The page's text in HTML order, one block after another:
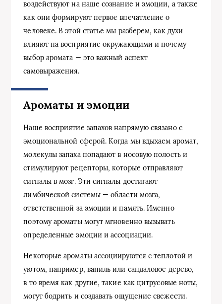
воздействуют на наше сознание и эмоции, а также
как они формируют первое впечатление о
человеке. В этой статье мы разберем, как духи
влияют на восприятие окружающими и почему
выбор аромата — это важный аспект
самовыражения.
Ароматы и эмоции
Наше восприятие запахов напрямую связано с
эмоциональной сферой. Когда мы вдыхаем аромат,
молекулы запаха попадают в носовую полость и
стимулируют рецепторы, которые отправляют
сигналы в мозг. Эти сигналы достигают
лимбической системы — области мозга,
ответственной за эмоции и память. Именно
поэтому ароматы могут мгновенно вызывать
определенные эмоции и ассоциации.
Некоторые ароматы ассоциируются с теплотой и
уютом, например, ваниль или сандаловое дерево,
в то время как другие, такие как цитрусовые ноты,
могут бодрить и создавать ощущение свежести.